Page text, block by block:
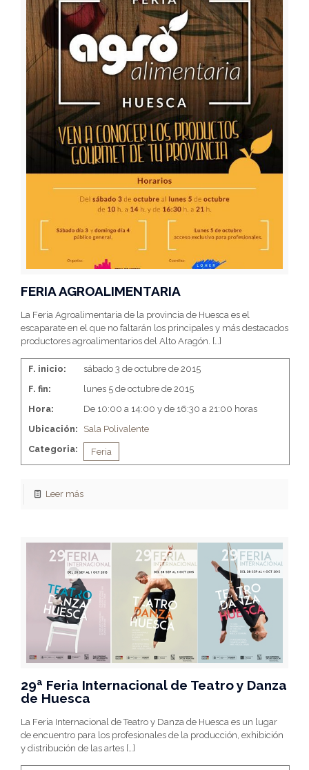
FERIA AGROALIMENTARIA
La Feria Agroalimentaria de la provincia de Huesca es el
escaparate en el que no faltarán los principales y más destacados
productores agroalimentarios del Alto Aragón. […]
F. inicio:
sábado 3 de octubre de 2015
F. fin:
lunes 5 de octubre de 2015
Hora:
De 10:00 a 14:00 y de 16:30 a 21:00 horas
Ubicación:
Sala Polivalente
Categoria:
Feria
Leer más
29ª Feria Internacional de Teatro y Danza
de Huesca
La Feria Internacional de Teatro y Danza de Huesca es un lugar
de encuentro para los profesionales de la producción, exhibición
y distribución de las artes […]